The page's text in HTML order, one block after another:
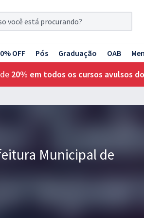
OFF Pós Graduação OAB
20% em todos os cursos avulsos
Municipal de